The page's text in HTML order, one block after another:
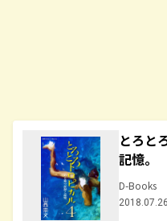
とろと
記憶。
D-Books